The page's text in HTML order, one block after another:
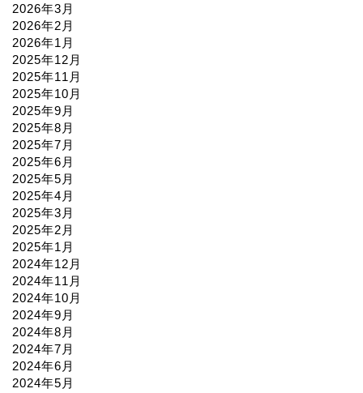
2026年3月
2026年2月
2026年1月
2025年12月
2025年11月
2025年10月
2025年9月
2025年8月
2025年7月
2025年6月
2025年5月
2025年4月
2025年3月
2025年2月
2025年1月
2024年12月
2024年11月
2024年10月
2024年9月
2024年8月
2024年7月
2024年6月
2024年5月